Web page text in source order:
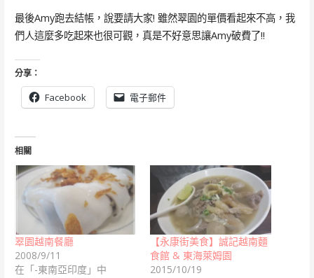
最後Amy跑去結帳，說要請大家! 雖然翠園的單價看起來不高，我
們人這麼多吃起來也很可觀，真是不好意思讓Amy破費了!!
分享：
Facebook 電子郵件
相關
翠園越南餐廳
2008/9/11
在「-東南亞印度」中
【永康街美食】誠記越南麵
食館 & 東海萊姆園
2015/10/19